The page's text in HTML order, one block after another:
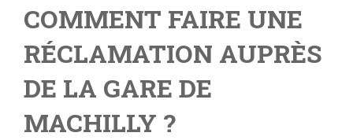
COMMENT FAIRE UNE
RÉCLAMATION AUPRÈS
DE LA GARE DE
MACHILLY ?